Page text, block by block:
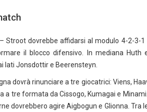
– Stroot dovrebbe affidarsi al modulo 4-2-
il blocco difensivo. In mediana Huth
lati Jonsdottir e Beerensteyn.
dovrà rinunciare a tre giocatrici: Viens,
a tre formata da Cissogo, Kumagai e
dovrebbero agire Aigbogun e Glionna. Tra